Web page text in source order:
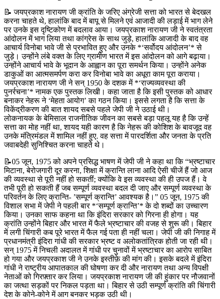
📝 जयप्रकाश नारायण जी क्रांति के जरिए अंग्रेजी सत्ता को भारत से बेदखल
करना चाहते थे, हालांकि बाद में बापू से मिलने एवं आजादी की लड़ाई में भाग लेने
पर उनके इस दृष्टिकोण में बदलाव आया। जयप्रकाश नारायण जी ने स्वतंत्रता
आंदोलन में भाग लिया तथा कांग्रेस के साथ जुड़े, हालांकि आजादी के बाद वह
आचार्य विनोबा भावे जी से प्रभावित हुए और उनके *‘सर्वोदय आंदोलन’* से
जुड़े। उन्होंने लंबे वक्त के लिए ग्रामीण भारत में इस आंदोलन को आगे बढ़ाया।
उन्होंने आचार्य भावे के भूदान के आह्वान का पूरा समर्थन किया। उन्होंने अनेक
डाकुओं का आत्मसमर्पण करा कर विनोबा भावे का अधूरा काम पूरा कराया।
जयप्रकाश नारायण जी ने सन् 1950 के दशक में *‘राज्यव्यवस्था की
पुनर्रचना’* नामक एक पुस्तक लिखी। कहा जाता है कि इसी पुस्तक को आधार
बनाकर नेहरू ने ‘मेहता आयोग’ का गठन किया। इससे लगता है कि सत्ता के
विकेंद्रीकरण की बात शायद सबसे पहले जेपी जी ने उठाई थी।
लोकनायक के बेमिसाल राजनीतिक जीवन का सबसे बड़ा पहलू यह है कि उन्हें
सत्ता का मोह नहीं था, शायद यही कारण है कि नेहरू की कोशिश के बावजूद वह
उनके मंत्रिमंडल में शामिल नहीं हुए. वह सत्ता में पारदर्शिता और जनता के प्रति
जवाबदेही सुनिश्चित करना चाहते थे।
📝05 जून, 1975 को अपने प्रसिद्ध भाषण में जेपी जी ने कहा था कि “भ्रष्टाचार
मिटाना, बेरोजगारी दूर करना, शिक्षा में क्रान्ति लाना आदि ऐसी चीजें हैं जो आज
की व्यवस्था से पूरी नहीं हो सकतीं; क्योंकि वे इस व्यवस्था की ही उपज हैं। वे
तभी पूरी हो सकती हैं जब सम्पूर्ण व्यवस्था बदल दी जाए और सम्पूर्ण व्यवस्था के
परिवर्तन के लिए क्रान्ति- ’सम्पूर्ण क्रान्ति’ आवश्यक है।” 05 जून, 1975 की
विशाल सभा में जेपी ने पहली बार *‘सम्पूर्ण क्रान्ति’* के दो शब्दों का उच्चारण
किया। उनका साफ कहना था कि इंदिरा सरकार को गिरना ही होगा। यह
क्रांति उन्होंने बिहार और भारत में फैले भ्रष्टाचार की वजह से शुरू की। बिहार
में लगी चिंगारी कब पूरे भारत में फैल गई पता ही नहीं चला। जेपी जी की निगाह में
प्रधानमंत्री इंदिरा गांधी की सरकार भ्रष्ट व अलोकतांत्रिक होती जा रही थी।
सन् 1975 में निचली अदालत में गांधी पर चुनावों में भ्रष्टाचार का आरोप साबित
हो गया और जयप्रकाश जी ने उनके इस्तीफ़े की मांग की। इसके बदले में इंदिरा
गांधी ने राष्ट्रीय आपातकाल की घोषणा कर दी और नारायण तथा अन्य विपक्षी
नेताओं को गिरफ़्तार कर लिया। जयप्रकाश नारायण जी की हुंकार पर नौजवानों
का जत्था सड़कों पर निकल पड़ता था। बिहार से उठी सम्पूर्ण क्रांति की चिंगारी
देश के कोने-कोने में आग बनकर भड़क उठी थी।